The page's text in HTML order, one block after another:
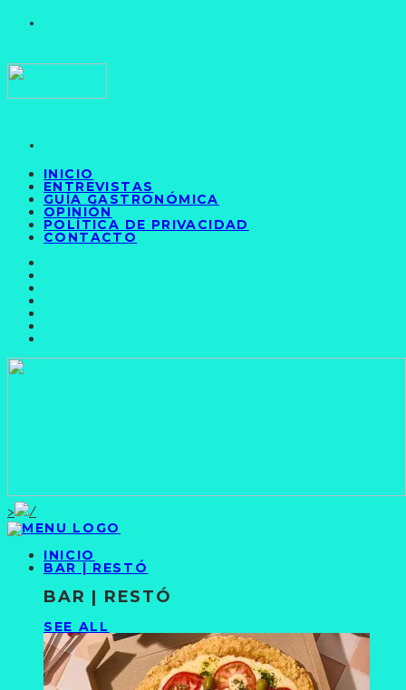
INICIO
ENTREVISTAS
GUÍA GASTRONÓMICA
OPINIÓN
POLÍTICA DE PRIVACIDAD
CONTACTO
>
INICIO
BAR | RESTÓ
BAR | RESTÓ
SEE ALL